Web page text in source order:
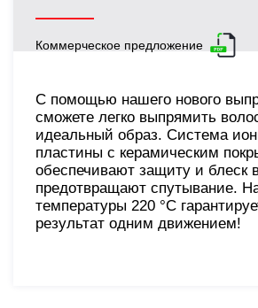
Коммерческое предложение
С помощью нашего нового
сможете легко выпрямить
идеальный образ. Система
пластины с керамическим
обеспечивают защиту и блеск
предотвращают спутывание.
температуры 220 °C
результат одним движением!